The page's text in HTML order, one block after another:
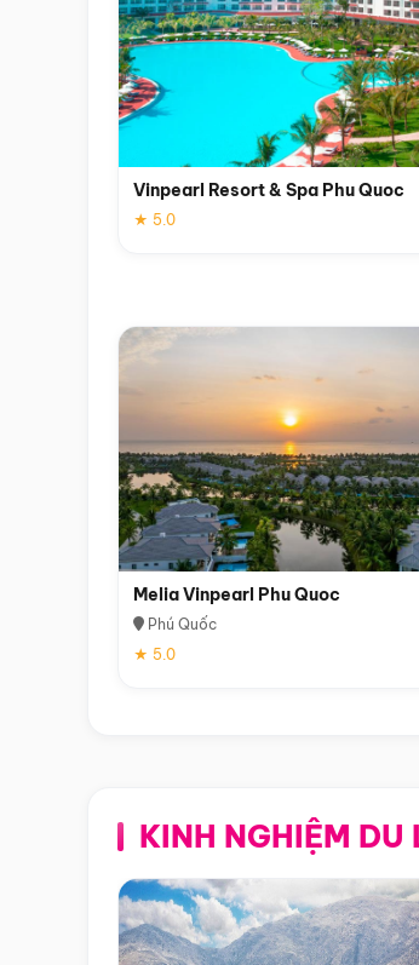
Vinpearl Resort & Spa Phu Quoc
★ 5.0
Melia Vinpearl Phu Quoc
Phú Quốc
★ 5.0
KINH NGHIỆM DU